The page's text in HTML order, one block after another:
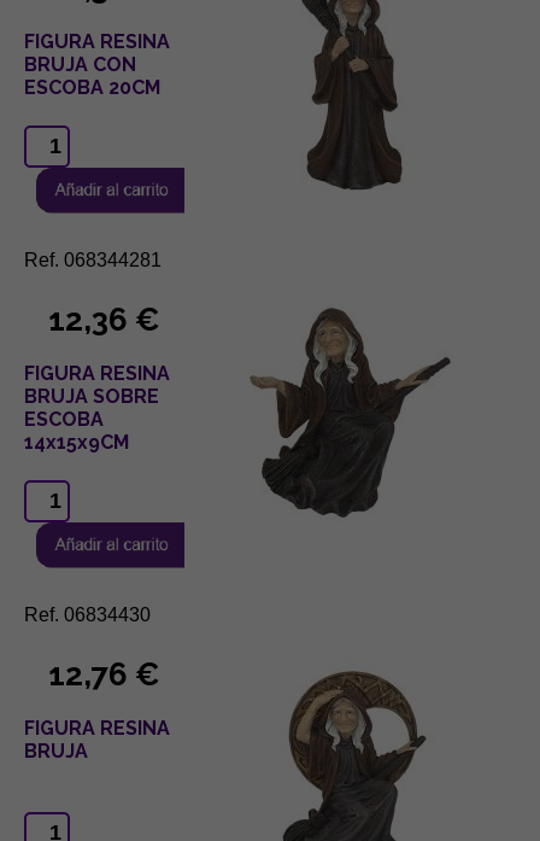
FIGURA RESINA
BRUJA CON
ESCOBA 20CM
Ref. 068344281
12,36 €
FIGURA RESINA
BRUJA SOBRE
ESCOBA
14x15x9CM
Ref. 06834430
12,76 €
FIGURA RESINA
BRUJA